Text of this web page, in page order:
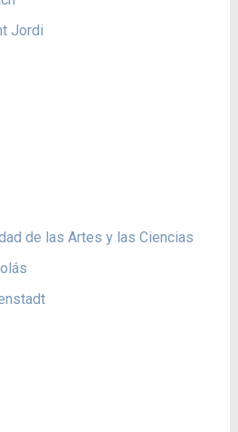
Jordi
de las Artes y las Ciencias